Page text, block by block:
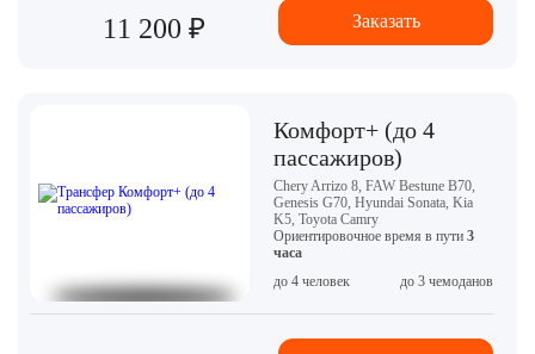
11 200 ₽ Заказать
Комфорт+ (до 4
пассажиров)
Chery Arrizo 8, FAW Bestune B70,
Genesis G70, Hyundai Sonata, Kia
K5, Toyota Camry
Ориентировочное время в пути 3
часа
до 4 человек
до 3 чемоданов